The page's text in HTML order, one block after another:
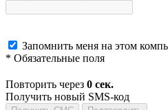
Запомнить меня на этом
* Обязательные поля
Повторить через 0 сек.
Получить новый SMS-код